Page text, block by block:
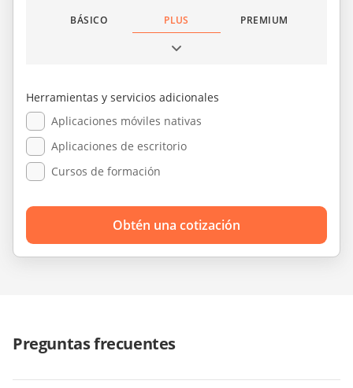
BÁSICO PLUS PREMIUM
Herramientas y servicios adicionales
Aplicaciones móviles nativas
Aplicaciones de escritorio
Cursos de formación
Obtén una cotización
Preguntas frecuentes